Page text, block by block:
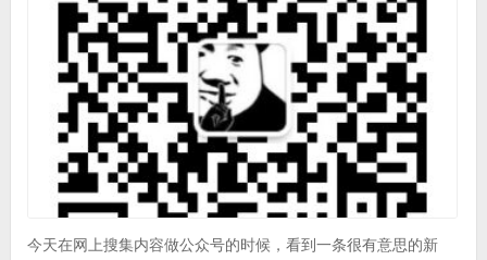
今天在网上搜集内容做公众号的时候，看到一条很有意思的新